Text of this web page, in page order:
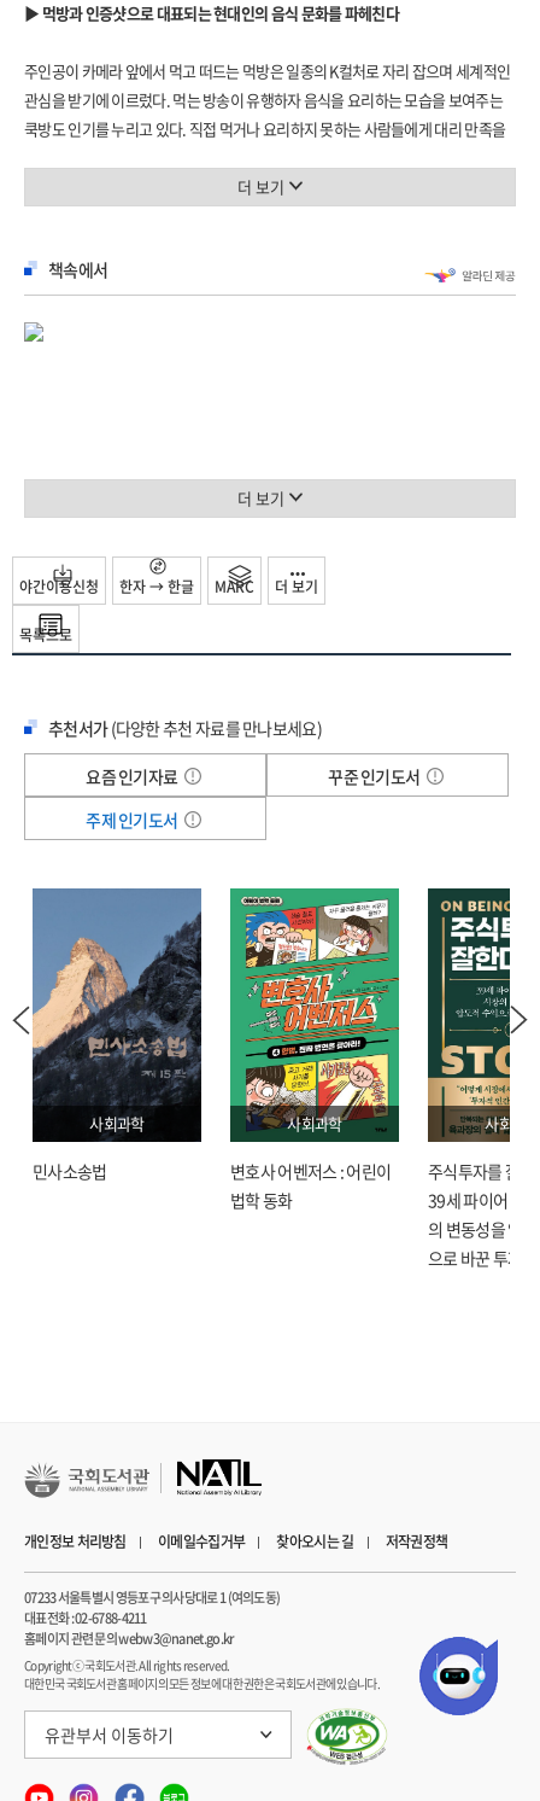
세계는 왜 점점 뚱뚱해질까? … 107 / 왜 비만은 가난을 먹고 자라는가 … 108 /
다 용서가 되나요? … 116 / 글로벌한 먹거리 체계 … 118 / 싼 가격의 함정 … 120 /
멈출 수 없는 초가공식품의 유혹 … 123 / 우리의 몸은 옥수수로 이루어져 있다 …
129 / 세계인의 식탁을 점령한 유전자 변형 옥수수, 킹콘 … 130 / 종자 주권과 식량
주권 … 134 / 무엇을 먹을 것인가 … 140 / 채식과 육식, 끝나지 않는 전쟁 … 141 /
육채 전쟁의 결말 … 144 / 톡톡 플러스 카고 컬트cargo cult … 150
체계를 위해 … 161 / 지속 가능한 지구를 위한 미래 식량 … 163 / 곤충을 먹는다고?
대체육과 배양육 … 172 / 하늘에서 음식이 내린다면 … 175 / 내가 먹는 것이
▶ 먹방과 인증샷으로 대표되는 현대인의 음식 문화를 파헤친다
주인공이 카메라 앞에서 먹고 떠드는 먹방은 일종의 K컬처로 자리 잡으며 세계적인
관심을 받기에 이르렀다. 먹는 방송이 유행하자 음식을 요리하는 모습을 보여주는
쿡방도 인기를 누리고 있다. 직접 먹거나 요리하지 못하는 사람들에게 대리 만족을
찾아다니며 소확행을 삼는 사람들도 많아졌다. 물론 멋진 인증샷은 필수다. 맛있는
사라졌다. 음식을 먹으면서 사람과 사물, 사건들의 다양한 상황을 음미하며
사람들과 대화하는 즐거움이 사라졌을 뿐만 아니라 사람과 사람 사이의 관계가
이어지고 애정의 욕구가 채워지는 행위가 사라진 것이다. 이 책은 현대인의 음식
‘디지털화된 음식’으로 마음의 위로를 받아야 하는 시대가 된 것인지도 모릅니다.
- 《먹방 말고 인증샷 말고 식사》 중에서
▶ 현대 먹거리 체계와 거대 식품 산업이 드리운 그늘을 알아본다
현대의 먹거리 체계는 80억 인구를 먹여 살리며 기적에 가까운 식량 생산량의
증대를 이루었다. 생산량의 증대를 위해서 우리는 어쩔 수 없이 ‘경제성’을
저지르는 일을 짐짓 모른 체한다. 생산비를 낮추기 위해 대량 생산하는 상품 작물은
대부분 가난한 나라의 노동력을 착취하며 재배한다. 생산된 농작물을 통해 얻는
이익은 이 농장을 소유한 다국적 기업이 가져가고, 농민들은 제대로 된 임금을 받지
못하기 때문이다. 거대 식품 회사는 생산비를 절감하기 위해 기본적인 재료는
토지를 소유하지 못한 가난한 사람들은 거대 기업의 농장에서 하루 종일 일하면서도
정작 자신이 먹을 것은 돈을 주고 사 먹어야 합니다. 그러나 엄청난 저임금에
시달리는 가난한 나라의 농민들은 충분히 음식을 사 먹을 돈조차 없습니다.
- 《먹방 말고 인증샷 말고 식사》 중에서
▶ 현대인의 영원한 숙제, 비만과 다이어트의 실체를 밝힌다
현대인은 대부분 다이어트를 하고 있거나, 하려고 마음먹는다. 여전히 굶주리는
사람은 많지만, 유례없는 먹거리의 풍요 속에서 현대인의 가장 큰 고민은 비만이
되었다. 최근에는 극단적인 마른 몸매를 선호하는 분위기가 전파되면서
프로아나족이 등장하기도 했다. 오죽하면 초등학교 3학년조차 다이어트를 한다고
할까. 우리는 왜 살이 찌는 것일까. 인간이 하루에 먹을 수 있는 칼로리의 양은
비만은 더 이상 개인의 문제가 아닌, 사회가 해결해야 할 문제이다.
광고하고, 그 제품이 건강에 좋다는 것을 증명하려고 합니다. 그리고 그 결과로 생긴
비만 문제는 육체 활동이 부족했기 때문이라며 개인에게 책임을 떠넘기죠.
- 《먹방 말고 인증샷 말고 식사》 중에서
▶ 미래의 지속 가능한 발전을 위해 음식 윤리를 말한다
풍요로운 먹거리로 가득 찬 오늘날에는 무엇보다 ‘잘 먹는’ 것이 중요해졌다. 바로
음식 윤리에 대한 관심, 무엇을 어떻게 먹어야 하는가에 대한 관심이다. 음식에
감사한 마음을 가지며 공정하고 공평하게 나누어 먹는 문제와 지속 가능한 생태계를
더 보기
책속에서
더 보기
목록으로
야간이용신청 한자 → 한글 MARC 더 보기
추천서가(다양한 추천 자료를 만나보세요)
요즘 인기자료
꾸준 인기도서
주제 인기도서
사회과학
민사소송법
사회과학
변호사 어벤저스 : 어린이
법학 동화
사회과학
주식투자를 잘한
39세 파이어 육
의 변동성을 압
으로 바꾼 투자
개인정보 처리방침 이메일수집거부 찾아오시는 길 저작권정책
07233 서울특별시 영등포구 의사당대로 1 (여의도동)
대표전화 : 02-6788-4211
홈페이지 관련 문의 webw3@nanet.go.kr
Copyrightⓒ 국회도서관. All rights reserved.
대한민국 국회도서관 홈페이지의 모든 정보에 대한 권한은 국회도서관에 있습니다.
유관부서 이동하기